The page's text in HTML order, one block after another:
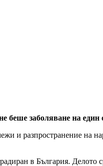
беше заболяване на
и разпространение на
в България. Делото